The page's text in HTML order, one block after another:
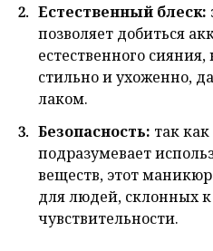
Естественный блеск:
позволяет добиться
естественного
стильно и ухоженно,
лаком.
Безопасность: так
подразумевает
веществ, этот
для людей, склонных
чувствительности.